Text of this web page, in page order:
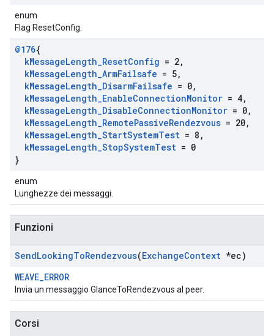
enum
Flag ResetConfig.
@176{
kMessageLength_ResetConfig = 2,
kMessageLength_ArmFailsafe = 5,
kMessageLength_DisarmFailsafe = 0,
kMessageLength_EnableConnectionMonitor = 4,
kMessageLength_DisableConnectionMonitor = 0,
kMessageLength_RemotePassiveRendezvous = 20,
kMessageLength_StartSystemTest = 8 ,
kMessageLength_StopSystemTest = 0
}
enum
Lunghezze dei messaggi.
Funzioni
SendLookingToRendezvous(ExchangeContext *ec)
WEAVE_ERROR
Invia un messaggio GlanceToRendezvous al peer.
Corsi